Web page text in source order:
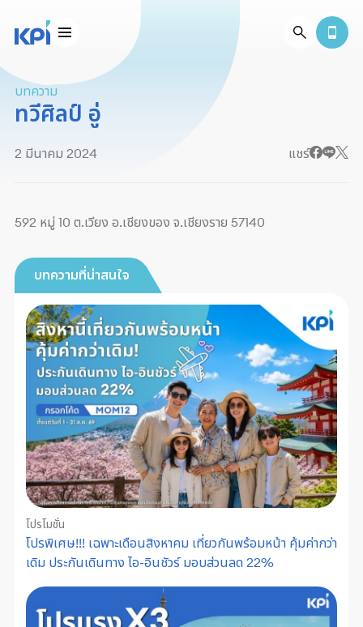
บทความ
ทวีศิลป์ อู่
2 มีนาคม 2024 แชร์
592 หมู่ 10 ต.เวียง อ.เชียงของ จ.เชียงราย 57140
บทความที่น่าสนใจ
โปรโมชั่น
โปรพิเศษ!!! เฉพาะเดือนสิงหาคม เที่ยวกันพร้อมหน้า คุ้มค่ากว่า
เดิม ประกันเดินทาง ไอ-อินชัวร์ มอบส่วนลด 22%